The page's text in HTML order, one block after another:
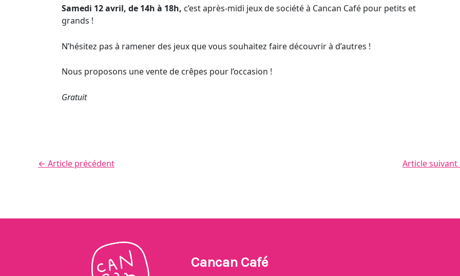
Samedi 12 avril, de 14h à 18h, c’est après-midi jeux de société à Cancan Café pour petits et
grands !
N’hésitez pas à ramener des jeux que vous souhaitez faire découvrir à d’autres !
Nous proposons une vente de crêpes pour l’occasion !
Gratuit
← Article précédent Article suivant
Cancan Café